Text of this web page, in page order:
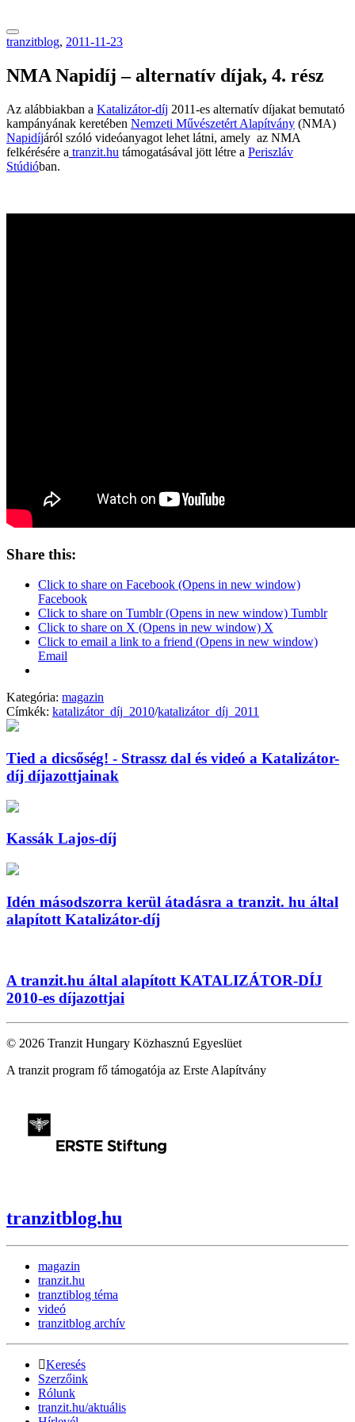
tranzitblog, 2011-11-23
NMA Napidíj – alternatív díjak, 4. rész
Az alábbiakban a Katalizátor-díj 2011-es alternatív díjakat bemutató
kampányának keretében Nemzeti Művészetért Alapítvány (NMA)
Napidíjáról szóló videóanyagot lehet látni, amely az NMA
felkérésére a tranzit.hu támogatásával jött létre a Periszláv
Stúdióban.
Share this:
Click to share on Facebook (Opens in new window)
Facebook
Click to share on Tumblr (Opens in new window) Tumblr
Click to share on X (Opens in new window) X
Click to email a link to a friend (Opens in new window)
Email
Kategória: magazin
Címkék: katalizátor_díj_2010/katalizátor_díj_2011
Tied a dicsőség! - Strassz dal és videó a Katalizátor-
díj díjazottjainak
Kassák Lajos-díj
Idén másodszorra kerül átadásra a tranzit. hu által
alapított Katalizátor-díj
A tranzit.hu által alapított KATALIZÁTOR-DÍJ
2010-es díjazottjai
© 2026 Tranzit Hungary Közhasznú Egyeslüet
A tranzit program fő támogatója az Erste Alapítvány
tranzitblog.hu
magazin
tranzit.hu
tranztiblog téma
videó
tranzitblog archív
Keresés
Szerzőink
Rólunk
tranzit.hu/aktuális